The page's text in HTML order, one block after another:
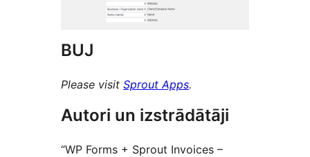
BUJ
Please visit Sprout Apps.
Autori un izstrādātāji
“WP Forms + Sprout Invoices –